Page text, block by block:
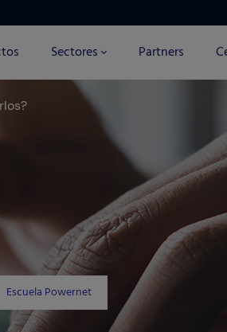
Sectores Partners
Escuela Powernet